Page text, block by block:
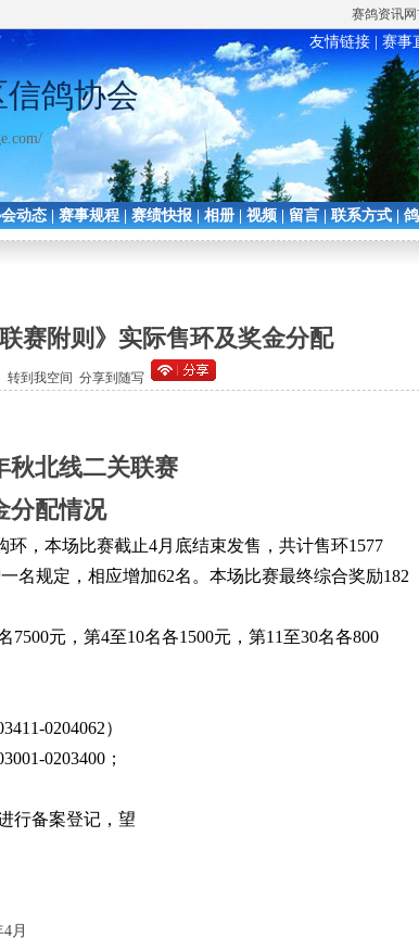
赛鸽资讯
友情链接 赛事
鸽协会
动态|赛事规程|赛绩快报|相册|视频|留言|联系方式|
赛附则》实际售环及奖金分配
转到我空间 分享到随写
秋北线二关联赛
分配情况
环，本场比赛截止4月底结束发售，共计售环1577
名规定，相应增加62名。本场比赛最终综合奖励182
7500元，第4至10名各1500元，第11至30名各800
0204062）
0203400 ；
行备案登记，望
4月